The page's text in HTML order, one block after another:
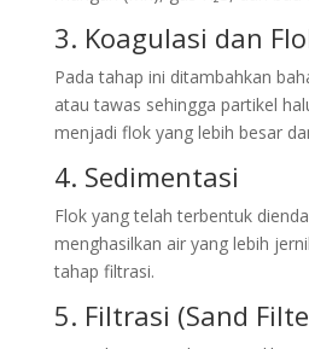
3. Koagulasi dan
Pada tahap ini ditambahkan
atau tawas sehingga partikel
menjadi flok yang lebih besar
4. Sedimentasi
Flok yang telah terbentuk
menghasilkan air yang lebih
tahap filtrasi.
5. Filtrasi (Sand